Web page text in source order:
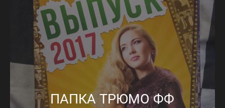
ПАПКА ТРЮМО ФФ